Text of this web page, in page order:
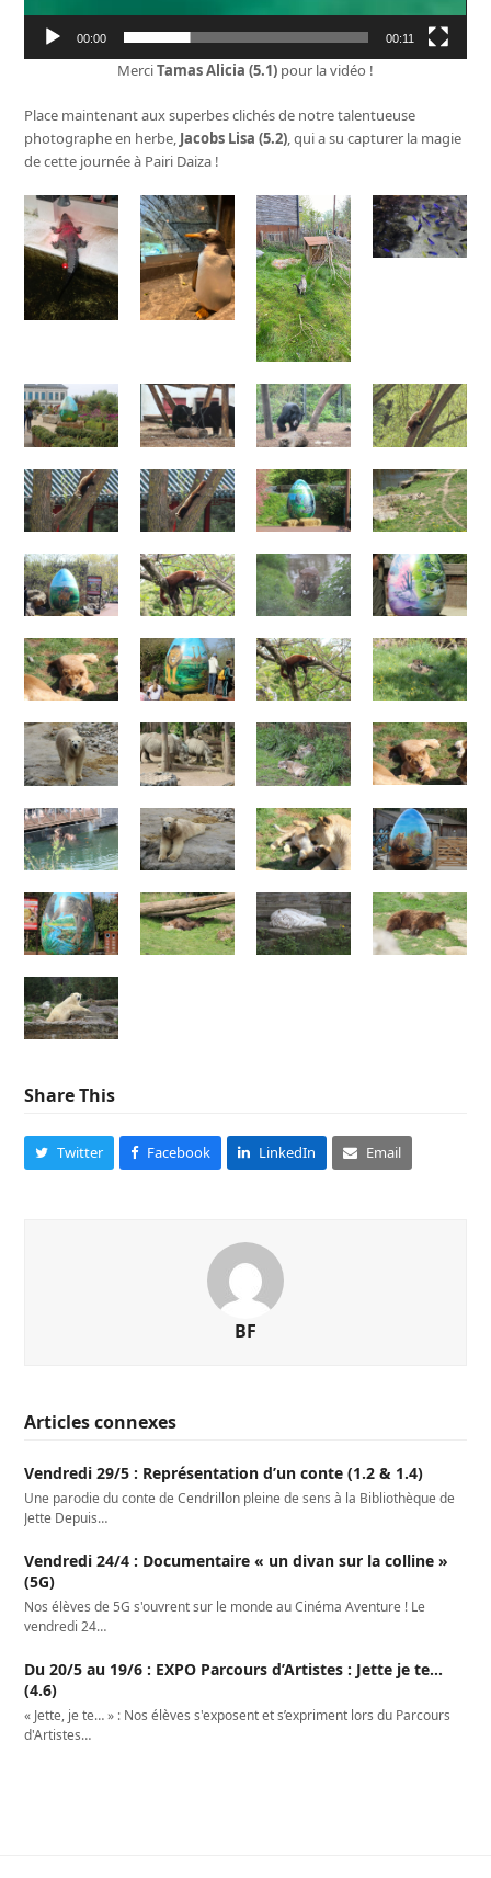
00:00 00:11
MerciTamas Alicia (5.1) pour la vidéo !
Place maintenant aux superbes clichés de notre talentueuse
photographe en herbe, Jacobs Lisa (5.2), qui a su capturer la magie
de cette journée à Pairi Daiza !
Share This
Twitter Facebook LinkedIn Email
BF
Articles connexes
Vendredi 29/5 : Représentation d’un conte (1.2 & 1.4)
Une parodie du conte de Cendrillon pleine de sens à la Bibliothèque de
Jette Depuis…
Vendredi 24/4 : Documentaire « un divan sur la colline »
(5G)
Nos élèves de 5G s'ouvrent sur le monde au Cinéma Aventure ! Le
vendredi 24…
Du 20/5 au 19/6 : EXPO Parcours d’Artistes : Jette je te…
(4.6)
« Jette, je te… » : Nos élèves s'exposent et s’expriment lors du Parcours
d'Artistes…